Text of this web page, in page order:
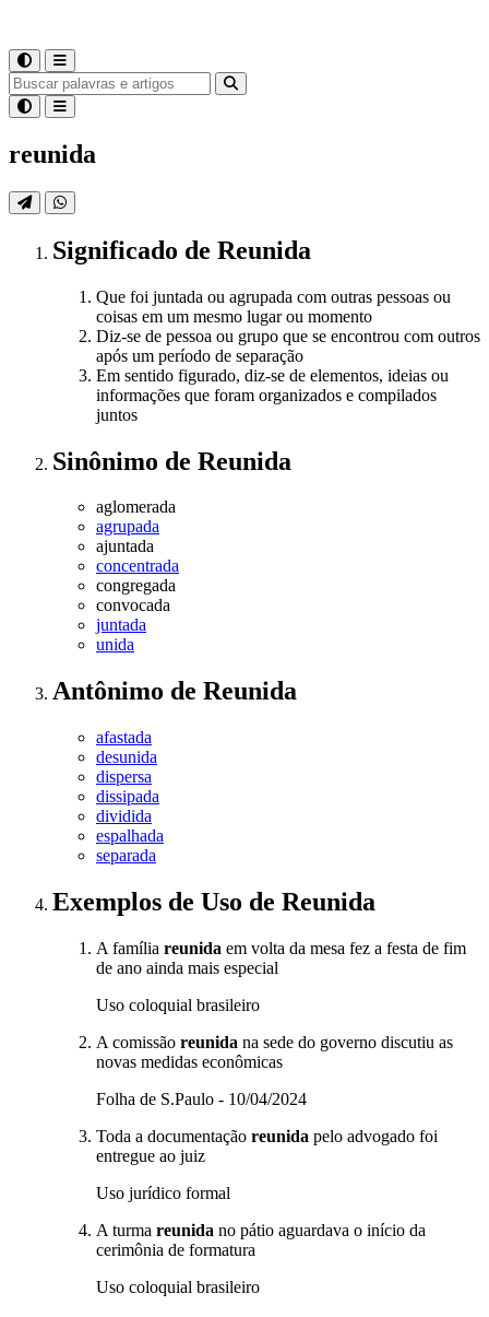
reunida
Significado de Reunida
Que foi juntada ou agrupada com outras pessoas ou
coisas em um mesmo lugar ou momento
Diz-se de pessoa ou grupo que se encontrou com outros
após um período de separação
Em sentido figurado, diz-se de elementos, ideias ou
informações que foram organizados e compilados
juntos
Sinônimo de Reunida
aglomerada
agrupada
ajuntada
concentrada
congregada
convocada
juntada
unida
Antônimo de Reunida
afastada
desunida
dispersa
dissipada
dividida
espalhada
separada
Exemplos de Uso de Reunida
A família reunida em volta da mesa fez a festa de fim
de ano ainda mais especial
Uso coloquial brasileiro
A comissão reunida na sede do governo discutiu as
novas medidas econômicas
Folha de S.Paulo - 10/04/2024
Toda a documentação reunida pelo advogado foi
entregue ao juiz
Uso jurídico formal
A turma reunida no pátio aguardava o início da
cerimônia de formatura
Uso coloquial brasileiro